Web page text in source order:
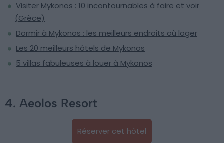
Visiter Mykonos : 10 incontournables à faire et voir
(Grèce)
Dormir à Mykonos : les meilleurs endroits où loger
Les 20 meilleurs hôtels de Mykonos
5 villas fabuleuses à louer à Mykonos
4. Aeolos Resort
Réserver cet hôtel